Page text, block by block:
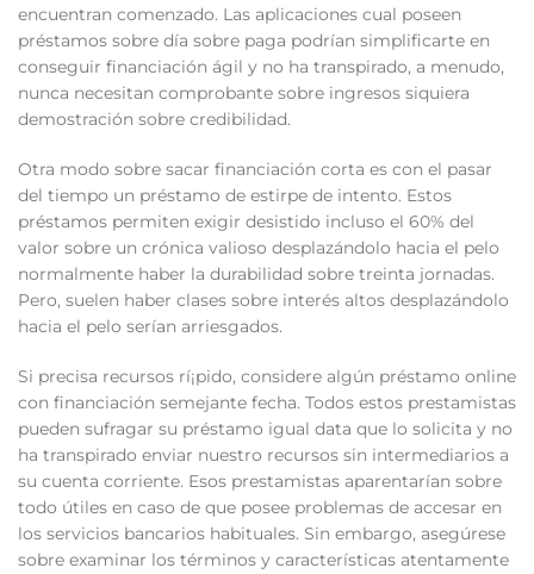
encuentran comenzado. Las aplicaciones cual poseen
préstamos sobre día sobre paga podrían simplificarte en
conseguir financiación ágil y no ha transpirado, a menudo,
nunca necesitan comprobante sobre ingresos siquiera
demostración sobre credibilidad.
Otra modo sobre sacar financiación corta es con el pasar
del tiempo un préstamo de estirpe de intento. Estos
préstamos permiten exigir desistido incluso el 60% del
valor sobre un crónica valioso desplazándolo hacia el pelo
normalmente haber la durabilidad sobre treinta jornadas.
Pero, suelen haber clases sobre interés altos desplazándolo
hacia el pelo serían arriesgados.
Si precisa recursos rí¡pido, considere algún préstamo online
con financiación semejante fecha. Todos estos prestamistas
pueden sufragar su préstamo igual data que lo solicita y no
ha transpirado enviar nuestro recursos sin intermediarios a
su cuenta corriente. Esos prestamistas aparentarían sobre
todo útiles en caso de que posee problemas de accesar en
los servicios bancarios habituales. Sin embargo, asegúrese
sobre examinar los términos y características atentamente